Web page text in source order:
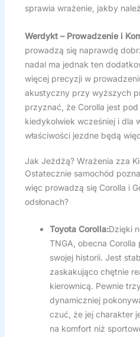
sprawia wrażenie, jakby
Werdykt – Prowadzenie i
prowadzą się naprawdę
nadal ma jednak ten
więcej precyzji w
akustyczny przy wyższych
przyznać, że Corolla jest
kiedykolwiek wcześniej i dla
właściwości jezdne będą
Jak Jeżdżą? Wrażenia zza
Ostatecznie samochód
więc prowadzą się Corolla i
odsłonach?
Toyota Corolla:Dzięki
TNGA, obecna
swojej historii. Jest
zaskakująco chętnie
kierownicą. Pewnie
dynamiczniej
czuć, że jej charakter
na komfort niż